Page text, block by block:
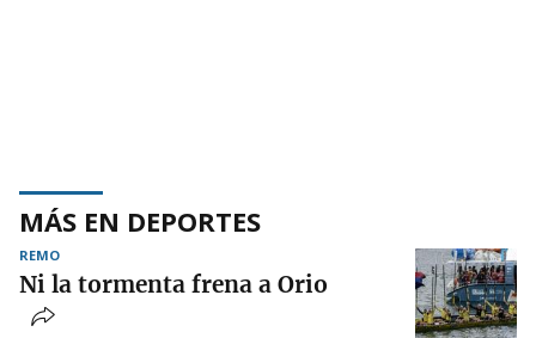
MÁS EN DEPORTES
REMO
Ni la tormenta frena a Orio